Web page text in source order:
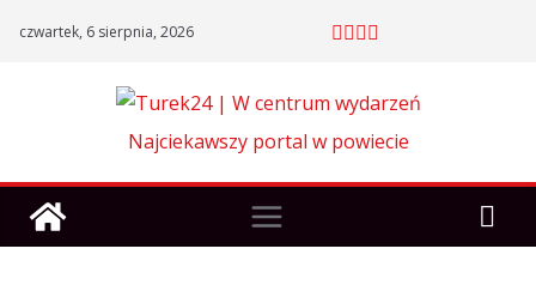
czwartek, 6 sierpnia, 2026
Najciekawszy portal w powiecie